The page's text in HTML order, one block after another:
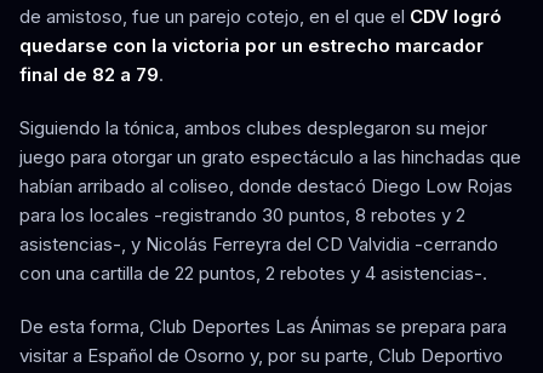
de amistoso, fue un parejo cotejo, en el que el CDV logró
quedarse con la victoria por un estrecho marcador
final de 82 a 79.
Siguiendo la tónica, ambos clubes desplegaron su mejor
juego para otorgar un grato espectáculo a las hinchadas que
habían arribado al coliseo, donde destacó Diego Low Rojas
para los locales -registrando 30 puntos, 8 rebotes y 2
asistencias-, y Nicolás Ferreyra del CD Valvidia -cerrando
con una cartilla de 22 puntos, 2 rebotes y 4 asistencias-.
De esta forma, Club Deportes Las Ánimas se prepara para
visitar a Español de Osorno y, por su parte, Club Deportivo